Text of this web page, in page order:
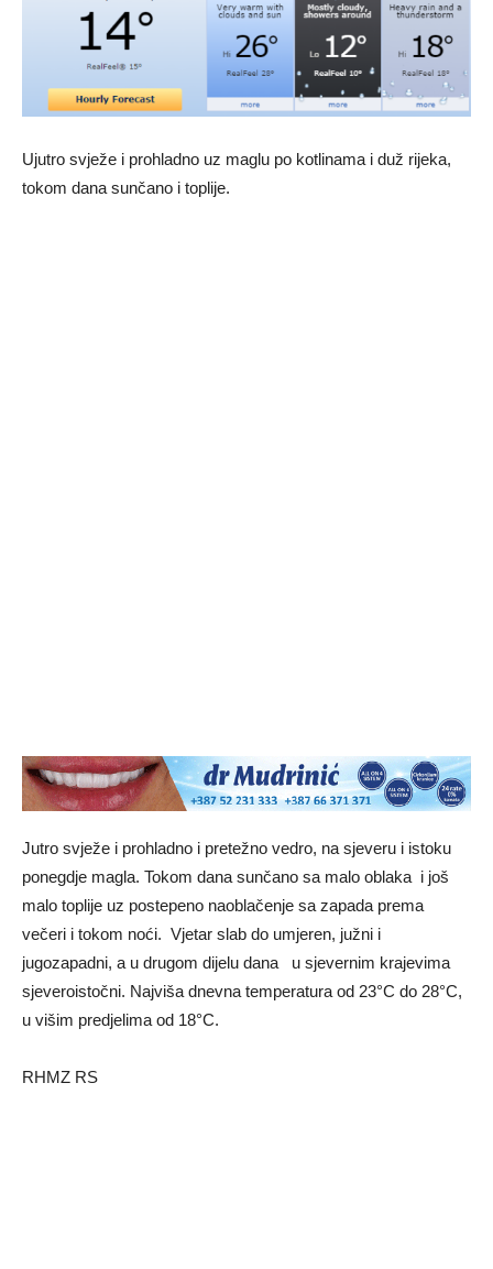
Ujutro svježe i prohladno uz maglu po kotlinama i duž rijeka,
tokom dana sunčano i toplije.
Jutro svježe i prohladno i pretežno vedro, na sjeveru i istoku
ponegdje magla. Tokom dana sunčano sa malo oblaka i još
malo toplije uz postepeno naoblačenje sa zapada prema
večeri i tokom noći. Vjetar slab do umjeren, južni i
jugozapadni, a u drugom dijelu dana u sjevernim krajevima
sjeveroistočni. Najviša dnevna temperatura od 23°C do 28°C,
u višim predjelima od 18°C.
RHMZ RS